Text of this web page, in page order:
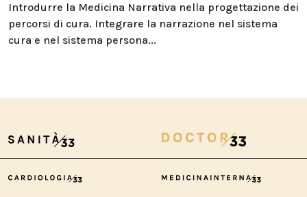
Introdurre la Medicina Narrativa nella progettazione dei
percorsi di cura. Integrare la narrazione nel sistema
cura e nel sistema persona...